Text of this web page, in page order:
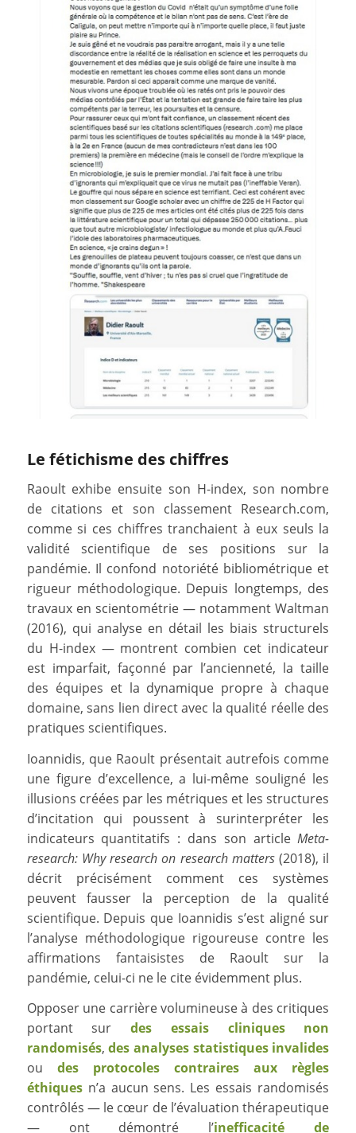
Le fétichisme des chiffres
Raoult exhibe ensuite son H-index, son nombre
de citations et son classement Research.com,
comme si ces chiffres tranchaient à eux seuls la
validité scientifique de ses positions sur la
pandémie. Il confond notoriété bibliométrique et
rigueur méthodologique. Depuis longtemps, des
travaux en scientométrie — notamment Waltman
(2016), qui analyse en détail les biais structurels
du H-index — montrent combien cet indicateur
est imparfait, façonné par l’ancienneté, la taille
des équipes et la dynamique propre à chaque
domaine, sans lien direct avec la qualité réelle des
pratiques scientifiques.
Ioannidis, que Raoult présentait autrefois comme
une figure d’excellence, a lui-même souligné les
illusions créées par les métriques et les structures
d’incitation qui poussent à surinterpréter les
indicateurs quantitatifs : dans son articleMeta-
research: Why research on research matters(2018), il
décrit précisément comment ces systèmes
peuvent fausser la perception de la qualité
scientifique. Depuis que Ioannidis s’est aligné sur
l’analyse méthodologique rigoureuse contre les
affirmations fantaisistes de Raoult sur la
pandémie, celui-ci ne le cite évidemment plus.
Opposer une carrière volumineuse à des critiques
portant surdes essais cliniques non
randomisés,des analyses statistiques invalides
ou des protocoles contraires aux règles
éthiquesn’a aucun sens. Les essais randomisés
contrôlés — le cœur de l’évaluation thérapeutique
— ont démontré l’inefficacité de